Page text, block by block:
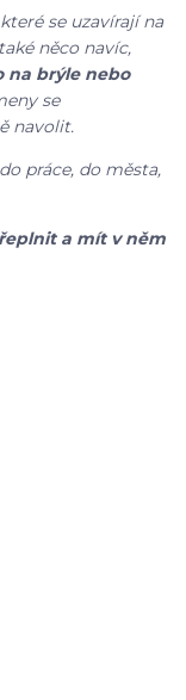
se uzavírají na
něco navíc,
na brýle nebo
se
navolit.
práce, do města,
a mít v něm